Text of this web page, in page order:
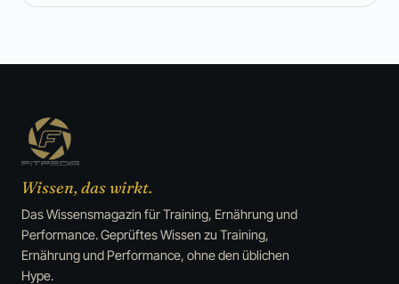
Wissen, das wirkt.
Das Wissensmagazin für Training, Ernährung und
Performance. Geprüftes Wissen zu Training,
Ernährung und Performance, ohne den üblichen
Hype.